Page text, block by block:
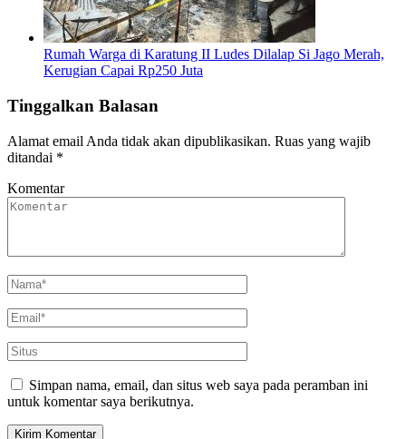
Rumah Warga di Karatung II Ludes Dilalap Si Jago Merah,
Kerugian Capai Rp250 Juta
Tinggalkan Balasan
Alamat email Anda tidak akan dipublikasikan. Ruas yang wajib
ditandai *
Komentar
Simpan nama, email, dan situs web saya pada peramban ini
untuk komentar saya berikutnya.